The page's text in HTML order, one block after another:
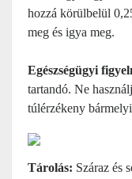
hozzá körülbelül
meg és igya meg.
Egészségügyi
tartandó. Ne
túlérzékeny
Tárolás: Száraz és